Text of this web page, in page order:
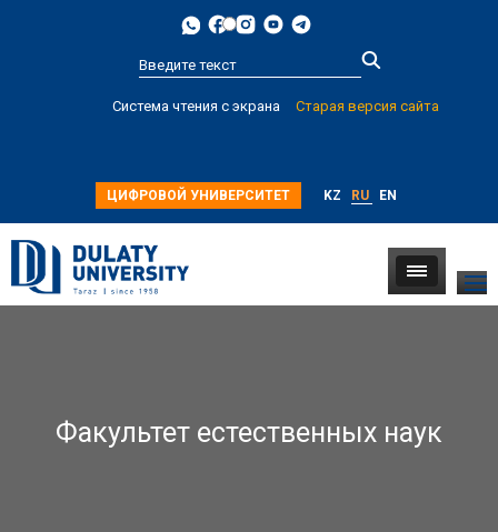
more
Система чтения с экрана Старая версия сайта
ЦИФРОВОЙ УНИВЕРСИТЕТ KZ RU EN
Факультет естественных наук